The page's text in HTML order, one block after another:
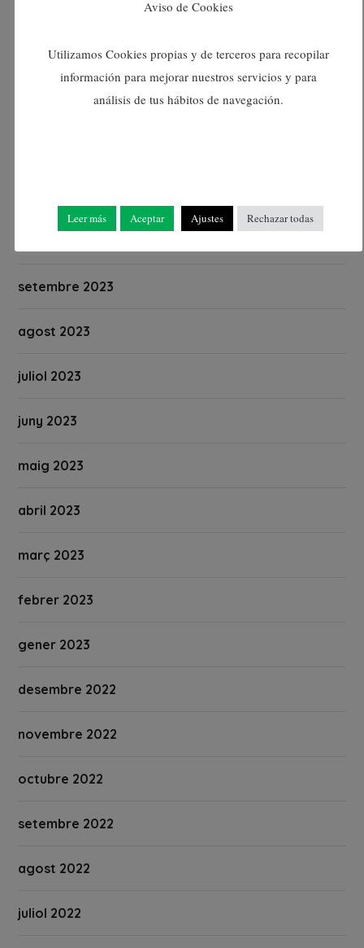
febrer 2024
setembre 2023
agost 2023
juliol 2023
juny 2023
maig 2023
abril 2023
març 2023
febrer 2023
gener 2023
desembre 2022
novembre 2022
octubre 2022
setembre 2022
agost 2022
juliol 2022
Aviso de Cookies
Utilizamos Cookies propias y de terceros para recopilar
información para mejorar nuestros servicios y para
análisis de tus hábitos de navegación.
Leer más Aceptar Ajustes Rechazar todas